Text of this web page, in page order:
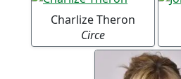
Charlize Theron
Circe